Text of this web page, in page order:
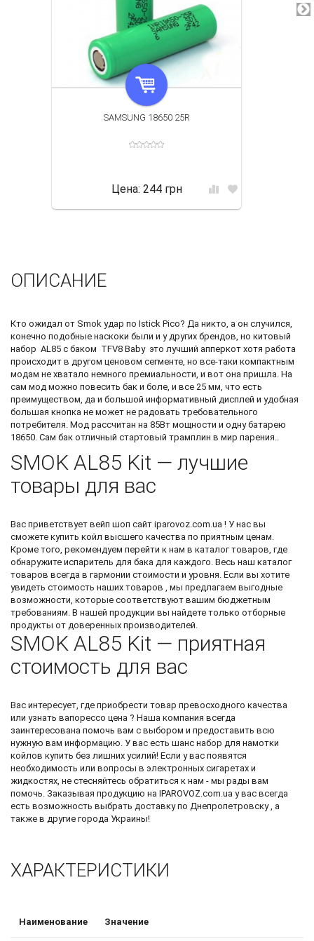
SAMSUNG 18650 25R
Цена: 244 грн
ОПИСАНИЕ
Кто ожидал от Smok удар по Istick Pico? Да никто, а он случился,
конечно подобные наскоки были и у других брендов, но китовый
набор AL85 c баком TFV8 Baby это лучший апперкот хотя работа
происходит в другом ценовом сегменте, но все-таки компактным
модам не хватало немного премиальности, и вот она пришла. На
сам мод можно повесить бак и боле, и все 25 мм, что есть
преимуществом, да и большой информативный дисплей и удобная
большая кнопка не может не радовать требовательного
потребителя. Мод рассчитан на 85Вт мощности и одну батарею
18650. Сам бак отличный стартовый трамплин в мир парения..
SMOK AL85 Kit — лучшие
товары для вас
Вас приветствует вейп шоп сайт iparovoz.com.ua ! У нас вы
сможете купить койл высшего качества по приятным ценам.
Кроме того, рекомендуем перейти к нам в каталог товаров, где
обнаружите испаритель для бака для каждого. Весь наш каталог
товаров всегда в гармонии стоимости и уровня. Если вы хотите
увидеть стоимость наших товаров , мы предлагаем выгодные
возможности, которые соответствуют вашим бюджетным
требованиям. В нашей продукции вы найдете только отборные
продукты от доверенных производителей.
SMOK AL85 Kit — приятная
стоимость для вас
Вас интересует, где приобрести товар превосходного качества
или узнать вапорессо цена ? Наша компания всегда
заинтересована помочь вам с выбором и предоставить всю
нужную вам информацию. У вас есть шанс набор для намотки
койлов купить без лишних усилий! Если у вас появятся
необходимость или вопросы в электронных сигаретах и
жидкостях, не стесняйтесь обратиться к нам - мы рады вам
помочь. Заказывая продукцию на IPAROVOZ.com.ua у вас всегда
есть возможность выбрать доставку по Днепропетровску , а
также в другие города Украины!
ХАРАКТЕРИСТИКИ
Наименование Значение